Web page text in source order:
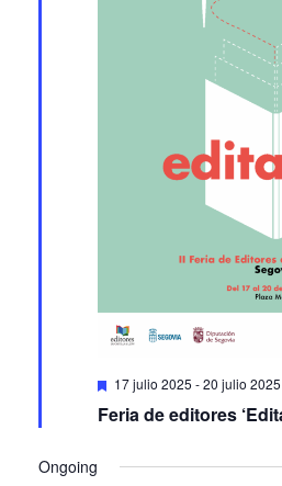
Featured
17 julio 2025-20 julio 2025